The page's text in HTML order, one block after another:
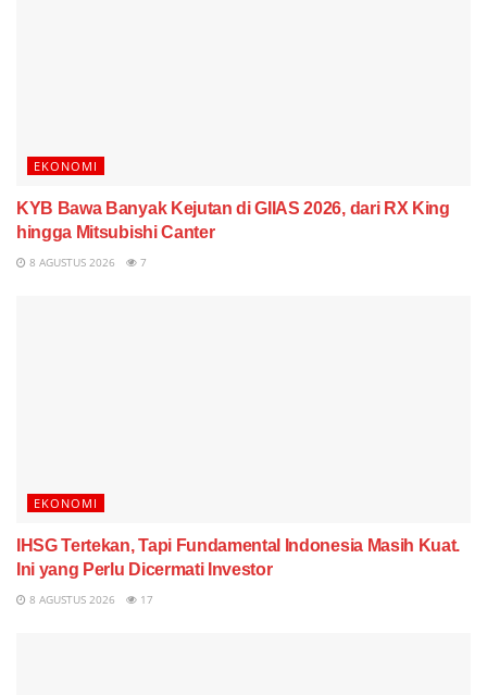
EKONOMI
KYB Bawa Banyak Kejutan di GIIAS 2026, dari RX King
hingga Mitsubishi Canter
8 AGUSTUS 2026 7
EKONOMI
IHSG Tertekan, Tapi Fundamental Indonesia Masih Kuat.
Ini yang Perlu Dicermati Investor
8 AGUSTUS 2026 17